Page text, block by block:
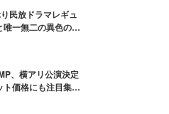
民放ドラマレギュ
一無二の異色のバ
、横アリ公演決定
価格にも注目集ま